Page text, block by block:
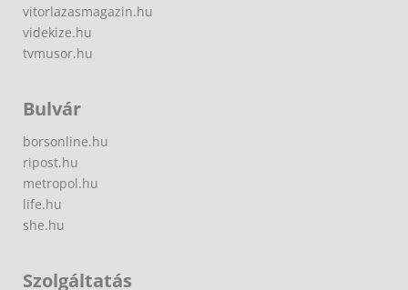
vitorlazasmagazin.hu
videkize.hu
tvmusor.hu
Bulvár
borsonline.hu
ripost.hu
metropol.hu
life.hu
she.hu
Szolgáltatás